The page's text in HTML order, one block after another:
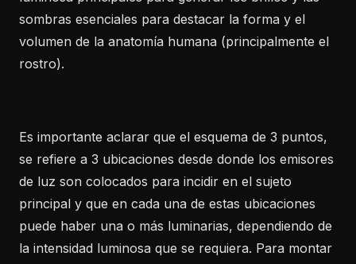
sombras esenciales para destacar la forma y el
volumen de la anatomía humana (principalmente el
rostro).
Es importante aclarar que el esquema de 3 puntos,
se refiere a 3 ubicaciones desde donde los emisores
de luz son colocados para incidir en el sujeto
principal y que en cada una de estas ubicaciones
puede haber una o más luminarias, dependiendo de
la intensidad luminosa que se requiera. Para montar